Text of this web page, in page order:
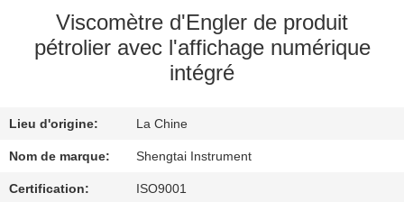
VISITE
D'USINE
DE
QUALITÉ
Viscomètre d'Engler de produit
pétrolier avec l'affichage numérique
intégré
Lieu d'origine: La Chine
Nom de marque: Shengtai Instrument
Certification: ISO9001